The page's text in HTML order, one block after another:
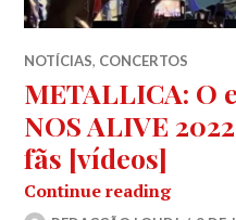
NOTÍCIAS, CONCERTOS
METALLICA: O
NOS ALIVE
fãs [vídeos]
Continue reading